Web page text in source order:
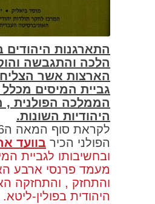
התארגנות היהודים
הלכה והתגבשה
הארצות אשר
גביית המיסים מכלל
הממלכה הפולנית ,
היהודיות השונות.
הפולני הכיר בוועד
ובחשיבותו לגביית
מעמד פרנסי ארבע
והתחזק , והתחזקה
היהודית בפולין-ליטא.